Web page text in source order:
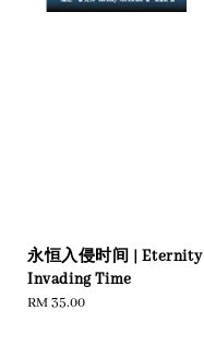
永恒入侵时间 | Eternity
Invading Time
Regular
RM 35.00